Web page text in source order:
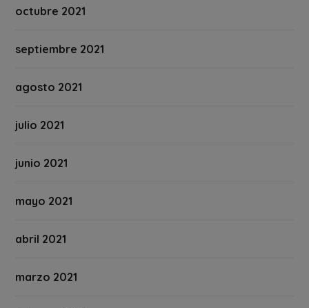
octubre 2021
septiembre 2021
agosto 2021
julio 2021
junio 2021
mayo 2021
abril 2021
marzo 2021